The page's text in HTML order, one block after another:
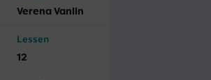
Verena Vanlin
Lessen
12